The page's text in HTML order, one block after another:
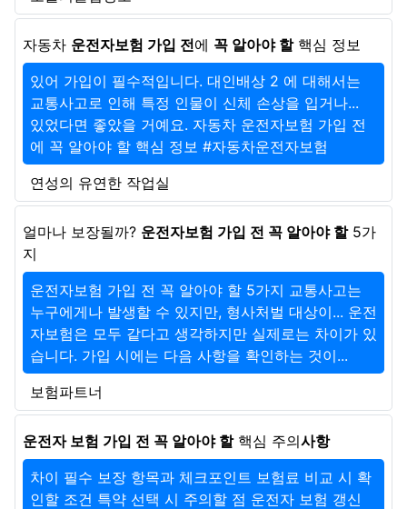
자동차 운전자보험 가입 전에 꼭 알아야 할핵심 정보
있어 가입이 필수적입니다. 대인배상 2 에 대해서는
교통사고로 인해 특정 인물이 신체 손상을 입거나...
있었다면 좋았을 거예요. 자동차 운전자보험 가입 전
에 꼭 알아야 할 핵심 정보 #자동차운전자보험
연성의 유연한 작업실
얼마나 보장될까? 운전자보험 가입 전 꼭 알아야 할5가
지
운전자보험 가입 전 꼭 알아야 할 5가지 교통사고는
누구에게나 발생할 수 있지만, 형사처벌 대상이... 운전
자보험은 모두 같다고 생각하지만 실제로는 차이가 있
습니다. 가입 시에는 다음 사항을 확인하는 것이...
보험파트너
운전자 보험 가입 전 꼭 알아야 할핵심 주의사항
차이 필수 보장 항목과 체크포인트 보험료 비교 시 확
인할 조건 특약 선택 시 주의할 점 운전자 보험 갱신